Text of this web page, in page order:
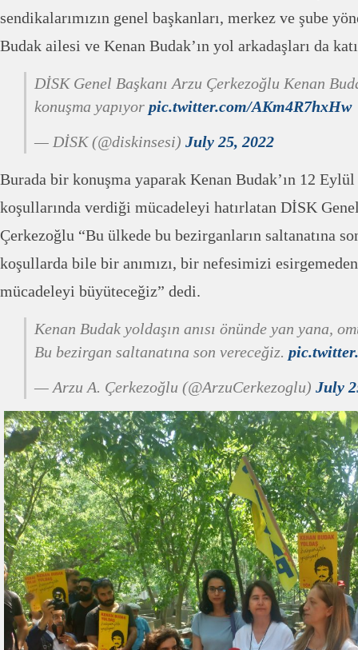
sendikalarımızın genel başkanları, merkez ve şube
Budak ailesi ve Kenan Budak’ın yol arkadaşları da
DİSK Genel Başkanı Arzu Çerkezoğlu Kenan
konuşma yapıyor pic.twitter.com/AKm4R7hxHw
— DİSK (@diskinsesi) July 25, 2022
Burada bir konuşma yaparak Kenan Budak’ın 12
koşullarında verdiği mücadeleyi hatırlatan DİSK
Çerkezoğlu “Bu ülkede bu bezirganların saltanatına
koşullarda bile bir anımızı, bir nefesimizi
mücadeleyi büyüteceğiz” dedi.
Kenan Budak yoldaşın anısı önünde yan yana,
Bu bezirgan saltanatına son vereceğiz.
— Arzu A. Çerkezoğlu (@ArzuCerkezoglu) July